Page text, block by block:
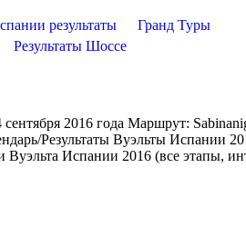
результаты
Гранд Туры
Результаты Шоссе
2016 года Маршрут:
Результаты Вуэльты Испании
Испании 2016 (все этапы,